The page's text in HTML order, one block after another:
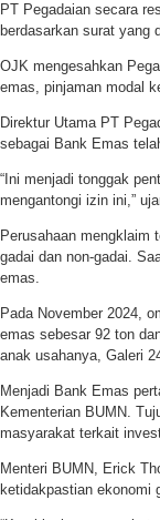
PT Pegadaian secara
berdasarkan surat yang
OJK mengesahkan
emas, pinjaman modal
Direktur Utama PT
sebagai Bank Emas
“Ini menjadi tonggak
mengantongi izin ini,”
Perusahaan mengklaim
gadai dan non-gadai.
emas.
Pada November 2024,
emas sebesar 92 ton
anak usahanya, Galeri
Menjadi Bank Emas
Kementerian BUMN.
masyarakat terkait
Menteri BUMN, Erick
ketidakpastian ekonomi